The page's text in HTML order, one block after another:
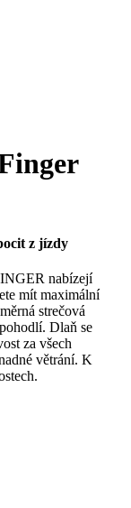
z jízdy
nabízejí
mít maximální
strečová
Dlaň se
za všech
větrání. K